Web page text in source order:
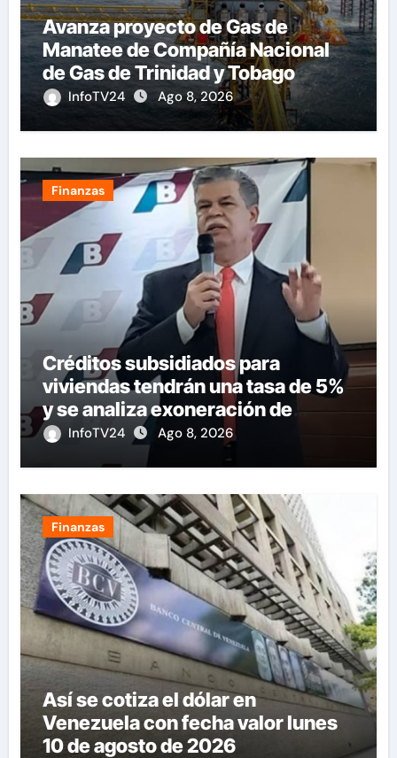
Avanza proyecto de Gas de
Manatee de Compañía Nacional
de Gas de Trinidad y Tobago
InfoTV24 Ago 8, 2026
Finanzas
Créditos subsidiados para
viviendas tendrán una tasa de 5%
y se analiza exoneración de
aranceles
InfoTV24 Ago 8, 2026
Finanzas
Así se cotiza el dólar en
Venezuela con fecha valor lunes
10 de agosto de 2026